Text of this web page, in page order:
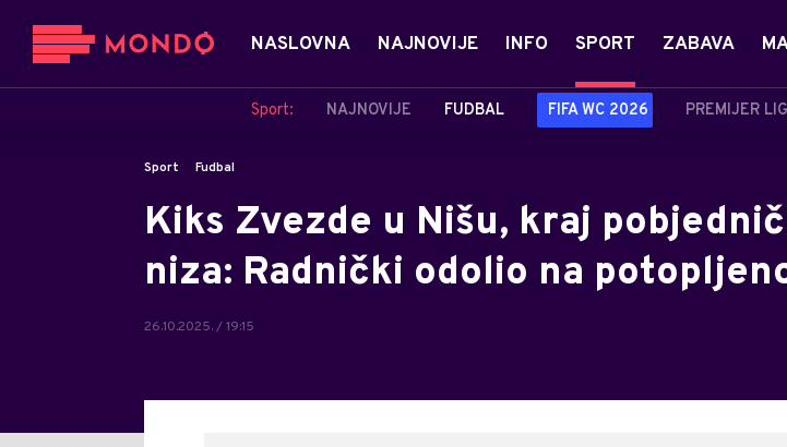
NASLOVNA NAJNOVIJE INFO SPORT
Sport: NAJNOVIJE FUDBAL FIFA WC 2026 PREMIJER
ZABAVA
Sport Fudbal
Kiks Zvezde u Nišu, kraj
niza: Radnički odolio na
26.10.2025. / 19:15